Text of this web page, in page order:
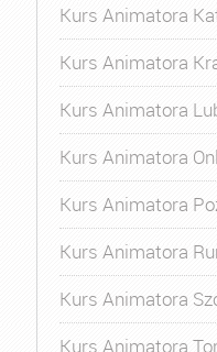
Kurs Animatora
Kurs Animatora
Kurs Animatora
Kurs Animatora
Kurs Animatora
Kurs Animatora
Kurs Animatora
Kurs Animatora